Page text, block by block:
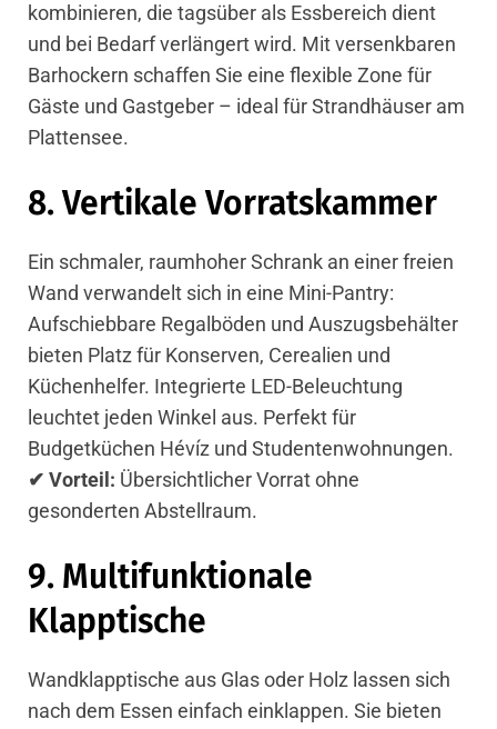
kombinieren, die tagsüber als Essbereich dient
und bei Bedarf verlängert wird. Mit versenkbaren
Barhockern schaffen Sie eine flexible Zone für
Gäste und Gastgeber – ideal für Strandhäuser am
Plattensee.
8. Vertikale Vorratskammer
Ein schmaler, raumhoher Schrank an einer freien
Wand verwandelt sich in eine Mini-Pantry:
Aufschiebbare Regalböden und Auszugsbehälter
bieten Platz für Konserven, Cerealien und
Küchenhelfer. Integrierte LED-Beleuchtung
leuchtet jeden Winkel aus. Perfekt für
Budgetküchen Hévíz und Studentenwohnungen.
✔ Vorteil: Übersichtlicher Vorrat ohne
gesonderten Abstellraum.
9. Multifunktionale
Klapptische
Wandklapptische aus Glas oder Holz lassen sich
nach dem Essen einfach einklappen. Sie bieten